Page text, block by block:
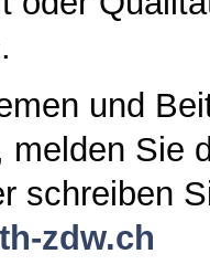
und
melden Sie
schreiben
zdw.ch